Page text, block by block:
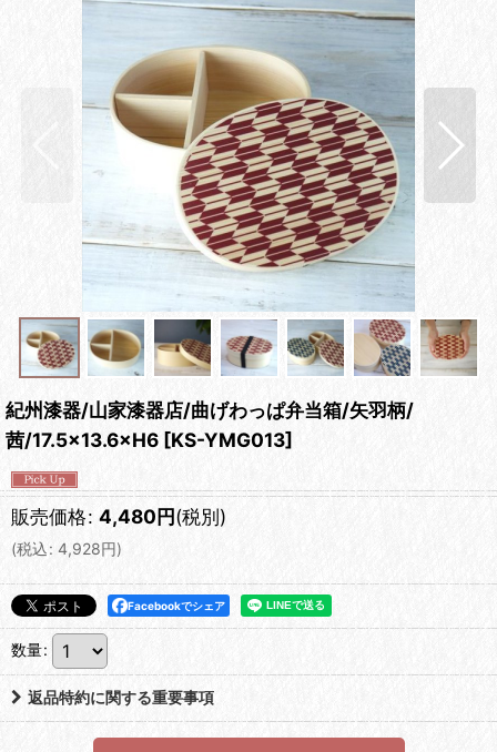
紀州漆器/山家漆器店/曲げわっぱ弁当箱/矢羽柄/
茜/17.5×13.6×H6 [KS-YMG013]
販売価格: 4,480円(税別)
(税込: 4,928円)
Facebookでシェア
数量:
返品特約に関する重要事項